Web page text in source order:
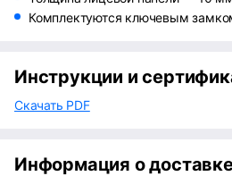
Комплектуются ключевым
Инструкции и
Скачать PDF
Информация о